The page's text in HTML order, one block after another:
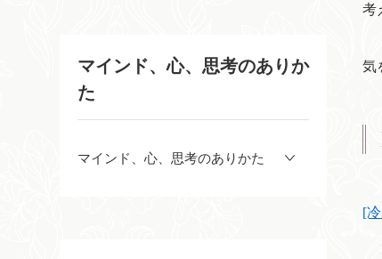
考
気
[
マインド、心、思考のありか
た
マインド、心、思考のありかた